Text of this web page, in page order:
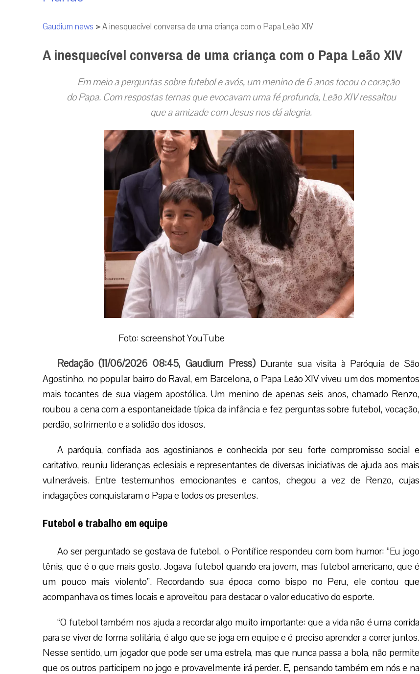
Gaudium news >A inesquecível conversa de uma criança com o Papa Leão XIV
A inesquecível conversa de uma criança com o Papa Leão XIV
Em meio a perguntas sobre futebol e avós, um menino de 6 anos tocou o coração
do Papa. Com respostas ternas que evocavam uma fé profunda, Leão XIV ressaltou
que a amizade com Jesus nos dá alegria.
Foto: screenshot YouTube
Redação (11/06/2026 08:45,Gaudium Press) Durante sua visita à Paróquia de São
Agostinho, no popular bairro do Raval, em Barcelona, o Papa Leão XIV viveu um dos momentos
mais tocantes de sua viagem apostólica. Um menino de apenas seis anos, chamado Renzo,
roubou a cena com a espontaneidade típica da infância e fez perguntas sobre futebol, vocação,
perdão, sofrimento e a solidão dos idosos.
A paróquia, confiada aos agostinianos e conhecida por seu forte compromisso social e
caritativo, reuniu lideranças eclesiais e representantes de diversas iniciativas de ajuda aos mais
vulneráveis. Entre testemunhos emocionantes e cantos, chegou a vez de Renzo, cujas
indagações conquistaram o Papa e todos os presentes.
Futebol e trabalho em equipe
Ao ser perguntado se gostava de futebol, o Pontífice respondeu com bom humor: “Eu jogo
tênis, que é o que mais gosto. Jogava futebol quando era jovem, mas futebol americano, que é
um pouco mais violento”. Recordando sua época como bispo no Peru, ele contou que
acompanhava os times locais e aproveitou para destacar o valor educativo do esporte.
“O futebol também nos ajuda a recordar algo muito importante: que a vida não é uma corrida
para se viver de forma solitária, é algo que se joga em equipe e é preciso aprender a correr juntos.
Nesse sentido, um jogador que pode ser uma estrela, mas que nunca passa a bola, não permite
que os outros participem no jogo e provavelmente irá perder. E, pensando também em nós e na